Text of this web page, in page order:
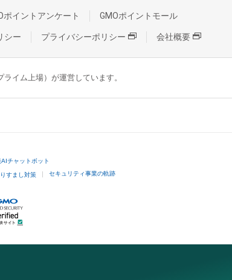
ポイントアンケート GMOポイントモール
シー プライバシーポリシー 会社概要
イム上場）が運営しています。
チャットボット
すまし対策 セキュリティ事業の軌跡